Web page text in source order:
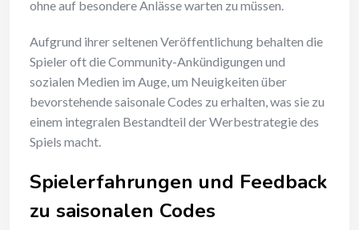
ohne auf besondere Anlässe warten zu müssen.
Aufgrund ihrer seltenen Veröffentlichung behalten die
Spieler oft die Community-Ankündigungen und
sozialen Medien im Auge, um Neuigkeiten über
bevorstehende saisonale Codes zu erhalten, was sie zu
einem integralen Bestandteil der Werbestrategie des
Spiels macht.
Spielerfahrungen und Feedback
zu saisonalen Codes